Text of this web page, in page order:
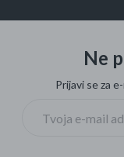
Paste za
Ne
Prijavi se za